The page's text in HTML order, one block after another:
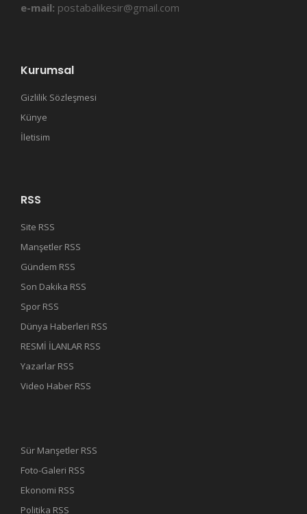
e-mail: postabalikesir@gmail.com
Kurumsal
Gizlilik Sözleşmesi
Künye
İletisim
RSS
Site RSS
Manşetler RSS
Gündem RSS
Son Dakika RSS
Spor RSS
Dünya Haberleri RSS
RESMİ İLANLAR RSS
Yazarlar RSS
Video Haber RSS
Sür Manşetler RSS
Foto-Galeri RSS
Ekonomi RSS
Politika RSS